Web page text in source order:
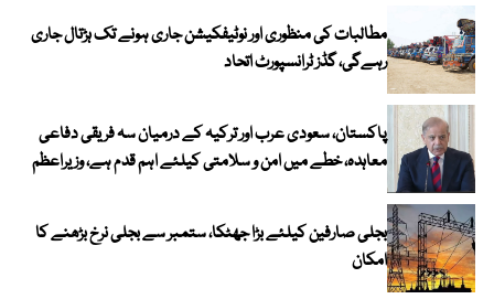
مطالبات کی منظوری اور نوٹیفکیشن جاری ہونے تک ہڑتال جاری
رہےگی، گڈز ٹرانسپورٹ اتحاد
پاکستان، سعودی عرب اور ترکیہ کے درمیان سہ فریقی دفاعی
معاہدہ، خطے میں امن و سلامتی کیلئے اہم قدم ہے، وزیراعظم
بجلی صارفین کیلئے بڑا جھٹکا، ستمبر سے بجلی نرخ بڑھنے کا
امکان